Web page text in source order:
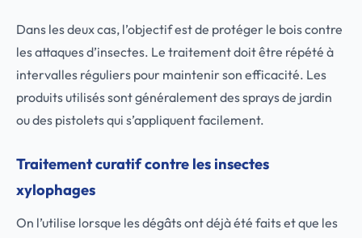
Dans les deux cas, l’objectif est de protéger le bois contre
les attaques d’insectes. Le traitement doit être répété à
intervalles réguliers pour maintenir son efficacité. Les
produits utilisés sont généralement des sprays de jardin
ou des pistolets qui s’appliquent facilement.
Traitement curatif contre les insectes
xylophages
On l’utilise lorsque les dégâts ont déjà été faits et que les